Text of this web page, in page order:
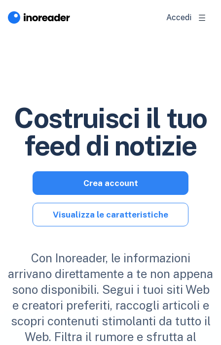
Accedi
Costruisci il tuo
feed di notizie
Con Inoreader, le informazioni
arrivano direttamente a te non appena
sono disponibili. Segui i tuoi siti Web
e creatori preferiti, raccogli articoli e
scopri contenuti stimolanti da tutto il
Web. Filtra il rumore e sfrutta al
Crea account
Visualizza le caratteristiche